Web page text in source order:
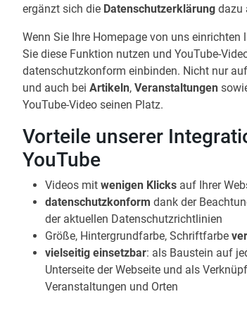
ergänzt sich die Datenschutzerklärung dazu
Wenn Sie Ihre Homepage von uns einrichten
Sie diese Funktion nutzen und YouTube-
datenschutzkonform einbinden. Nicht nur
und auch bei Artikeln, Veranstaltungen
YouTube-Video seinen Platz.
Vorteile unserer
YouTube
Videos mit wenigen Klicks auf Ihrer
datenschutzkonform dank der
der aktuellen Datenschutzrichtlinien
Größe, Hintergrundfarbe, Schriftfarbe
vielseitig einsetzbar: als Baustein auf
Unterseite der Webseite und als
Veranstaltungen und Orten